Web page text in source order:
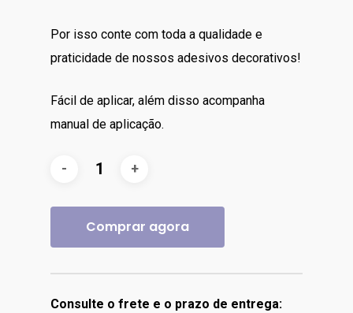
Por isso conte com toda a qualidade e
praticidade de nossos adesivos decorativos!
Fácil de aplicar, além disso acompanha
manual de aplicação.
Comprar agora
Consulte o frete e o prazo de entrega: